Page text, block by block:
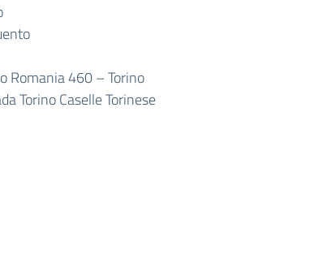
Romania 460 – Torino
Torino Caselle Torinese